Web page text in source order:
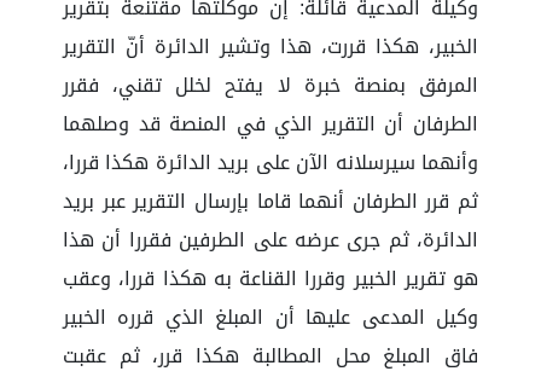
وكيلة المدعية قائلة: إن موكلتها مقتنعة بتقرير
الخبير، هكذا قررت، هذا وتشير الدائرة أنّ التقرير
المرفق بمنصة خبرة لا يفتح لخلل تقني، فقرر
الطرفان أن التقرير الذي في المنصة قد وصلهما
وأنهما سيرسلانه الآن على بريد الدائرة هكذا قررا،
ثم قرر الطرفان أنهما قاما بإرسال التقرير عبر بريد
الدائرة، ثم جرى عرضه على الطرفين فقررا أن هذا
هو تقرير الخبير وقررا القناعة به هكذا قررا، وعقب
وكيل المدعى عليها أن المبلغ الذي قرره الخبير
فاق المبلغ محل المطالبة هكذا قرر، ثم عقبت